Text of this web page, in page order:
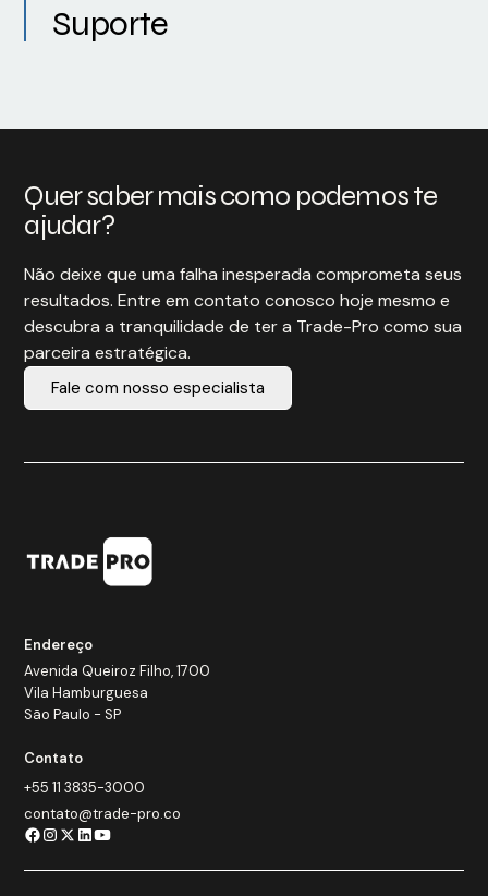
Suporte
Quer saber mais como podemos te
ajudar?
Não deixe que uma falha inesperada comprometa seus
resultados. Entre em contato conosco hoje mesmo e
descubra a tranquilidade de ter a Trade-Pro como sua
parceira estratégica.
Fale com nosso especialista
Endereço
Avenida Queiroz Filho, 1700
Vila Hamburguesa
São Paulo - SP
Contato
+55 11 3835-3000
contato@trade-pro.co